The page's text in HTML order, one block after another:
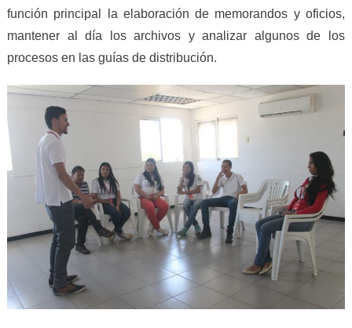
función principal la elaboración de memorandos y oficios,
mantener al día los archivos y analizar algunos de los
procesos en las guías de distribución.